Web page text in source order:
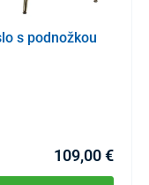
s podnožkou
109,00 €